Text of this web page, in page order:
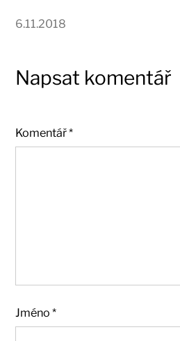
6.11.2018
Napsat komentář
Komentář*
Jméno*